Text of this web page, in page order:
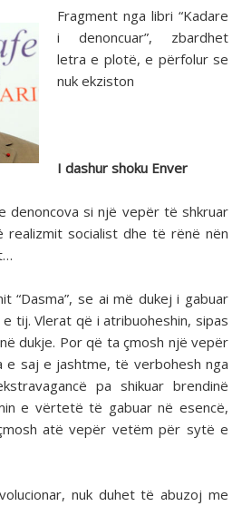
Fragment nga libri “Kadare
i denoncuar”, zbardhet
letra e plotë, e përfolur se
nuk ekziston
I dashur shoku Enver
denoncova si një vepër të shkruar
realizmit socialist dhe të rënë nën
“Dasma”, se ai më dukej i gabuar
tij. Vlerat që i atribuoheshin, sipas
dukje. Por që ta çmosh një vepër
e saj e jashtme, të verbohesh nga
pa shikuar brendinë
e vërtetë të gabuar në esencë,
atë vepër vetëm për sytë e
nuk duhet të abuzoj me